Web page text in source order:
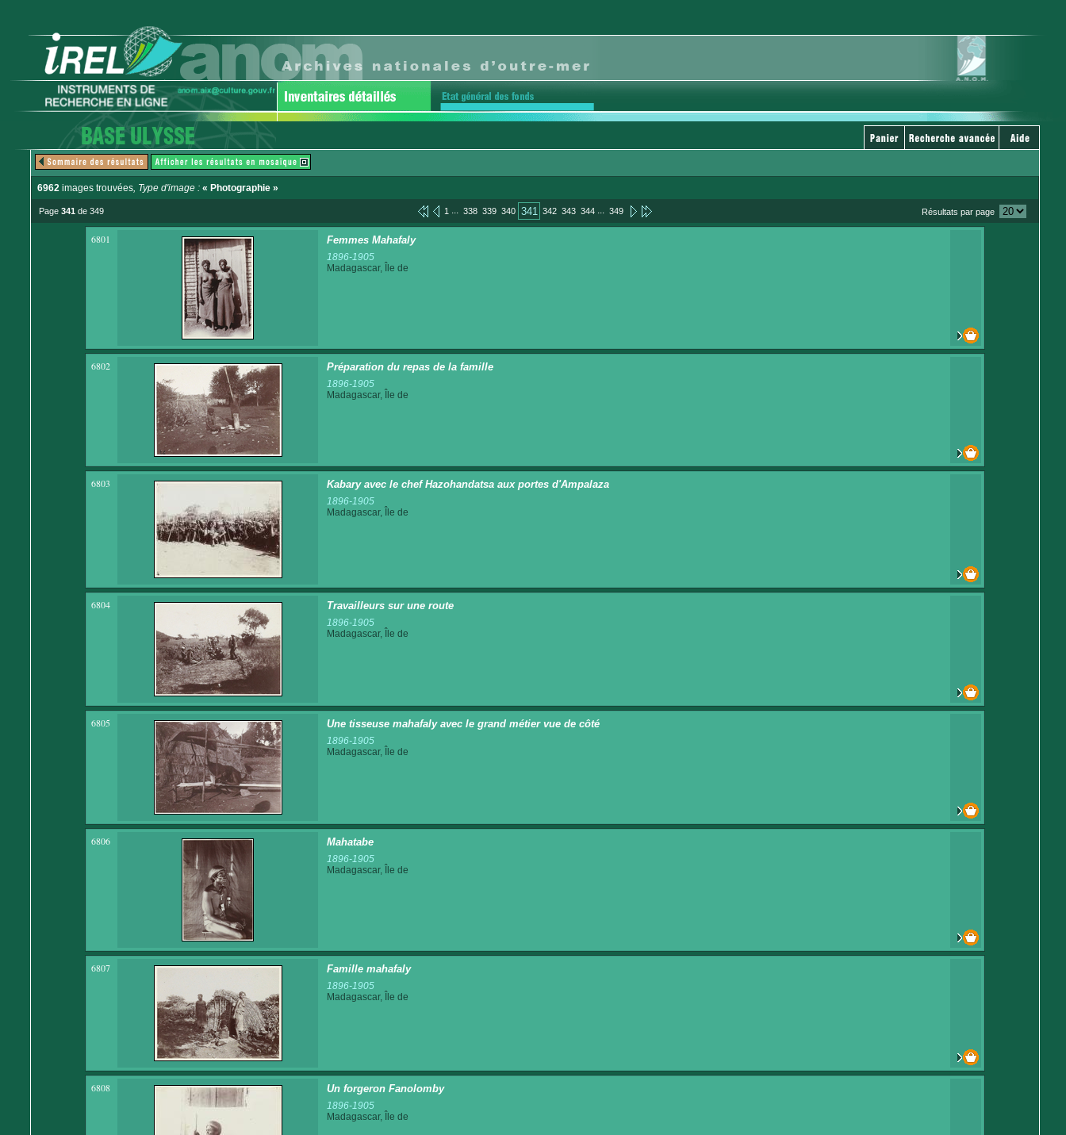
6962 images trouvées, Type d'image : « Photographie »
Page 341 de 349 1 ... 338 339 340 341 342 343 344 ... 349 Résultats par page
6801 Femmes Mahafaly
1896-1905
Madagascar, Île de
6802 Préparation du repas de la famille
1896-1905
Madagascar, Île de
6803 Kabary avec le chef Hazohandatsa aux portes d'Ampalaza
1896-1905
Madagascar, Île de
6804 Travailleurs sur une route
1896-1905
Madagascar, Île de
6805 Une tisseuse mahafaly avec le grand métier vue de côté
1896-1905
Madagascar, Île de
6806 Mahatabe
1896-1905
Madagascar, Île de
6807 Famille mahafaly
1896-1905
Madagascar, Île de
6808 Un forgeron Fanolomby
1896-1905
Madagascar, Île de